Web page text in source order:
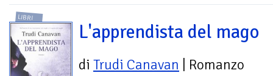
LIBRI
L'apprendista del mago
di Trudi Canavan | Romanzo